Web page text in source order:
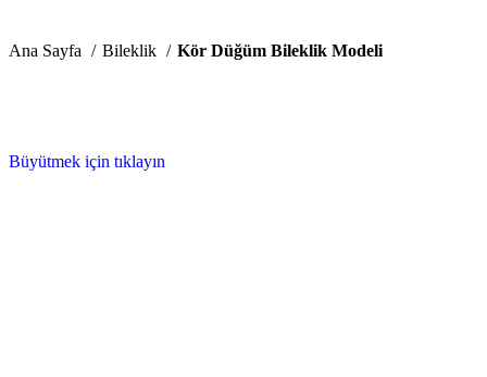
Ana Sayfa Bileklik Kör Düğüm Bileklik Modeli
Büyütmek için tıklayın